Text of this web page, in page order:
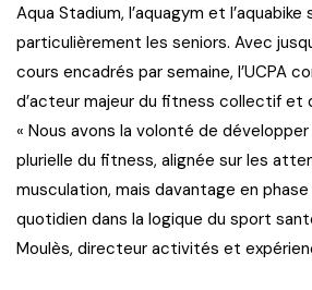
Aqua Stadium, l’aquagym et
particulièrement les seniors. Avec
cours encadrés par semaine, l’UCPA
d’acteur majeur du fitness collectif et
« Nous avons la volonté de
plurielle du fitness, alignée sur les
musculation, mais davantage en
quotidien dans la logique du sport
Moulès, directeur activités et